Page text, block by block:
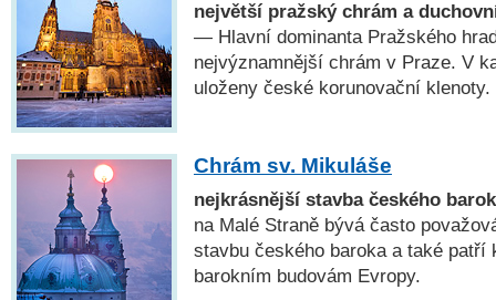
největší pražský chrám a
— Hlavní dominanta Pražského
nejvýznamnější chrám v Praze. V
uloženy české korunovační klenoty.
Chrám sv. Mikuláše
nejkrásnější stavba českého
na Malé Straně bývá často
stavbu českého baroka a také patří
barokním budovám Evropy.